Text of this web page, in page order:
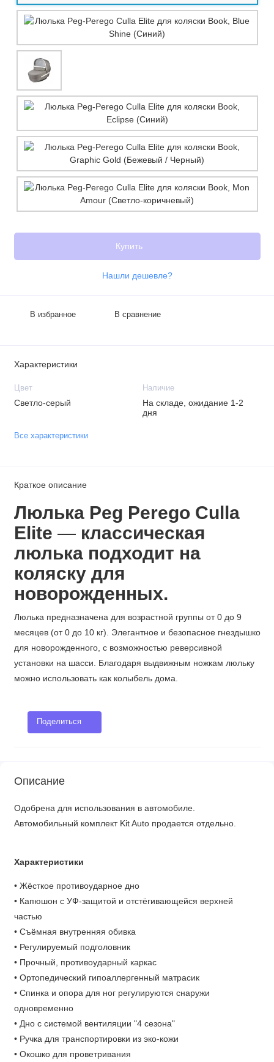
Купить
Нашли дешевле?
В избранное В сравнение
Характеристики
Цвет
Светло-серый
Наличие
На складе, ожидание 1-2
дня
Все характеристики
Краткое описание
Люлька Peg Perego Culla
Elite — классическая
люлька подходит на
коляску для
новорожденных.
Люлька предназначена для возрастной группы от 0 до 9
месяцев (от 0 до 10 кг). Элегантное и безопасное гнездышко
для новорожденного, с возможностью реверсивной
установки на шасси. Благодаря выдвижным ножкам люльку
можно использовать как колыбель дома.
Поделиться
Описание
Одобрена для использования в автомобиле.
Автомобильный комплект Kit Auto продается отдельно.
Характеристики
• Жёсткое противоударное дно
• Капюшон с УФ-защитой и отстёгивающейся верхней
частью
• Съёмная внутренняя обивка
• Регулируемый подголовник
• Прочный, противоударный каркас
• Ортопедический гипоаллергенный матрасик
• Спинка и опора для ног регулируются снаружи
одновременно
• Дно с системой вентиляции "4 сезона"
• Ручка для транспортировки из эко-кожи
• Окошко для проветривания